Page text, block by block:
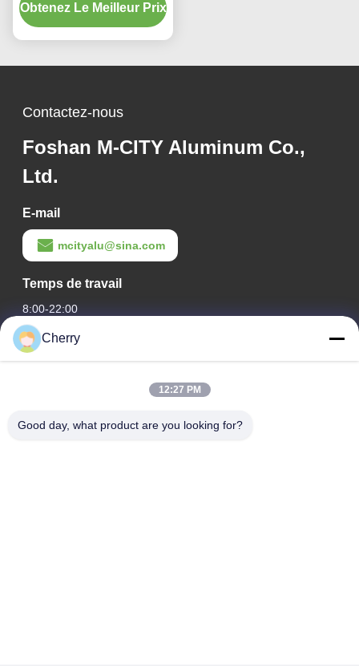
personnalisées et motifs
de découpe laser pour
Obtenez Le Meilleur Prix
Contactez-nous
Foshan M-CITY Aluminum Co.,
Ltd.
E-mail
mcityalu@sina.com
Temps de travail
8:00-22:00
Notre adresse
Le parc industriel de Hegui, Lishui, Nanhai Foshan
Cherry
12:27 PM
Good day, what product are you looking for?